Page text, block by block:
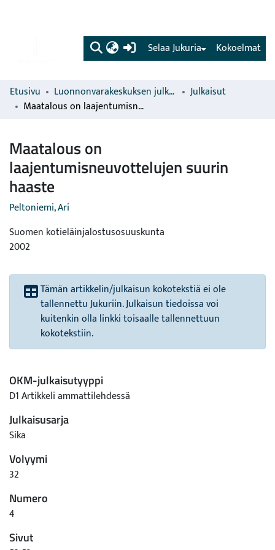
(current) Kokoelmat
Selaa Jukuria
Etusivu Luonnonvarakeskuksen julkaisut
Julkaisut
Maatalous on laajentumisneuvottelujen suurin haaste
Maatalous on
laajentumisneuvottelujen suurin
haaste
Peltoniemi, Ari
Suomen kotieläinjalostusosuuskunta
2002
Tämän artikkelin/julkaisun kokotekstiä ei ole
tallennettu Jukuriin. Julkaisun tiedoissa voi
kuitenkin olla linkki toisaalle tallennettuun
kokotekstiin.
OKM-julkaisutyyppi
D1 Artikkeli ammattilehdessä
Julkaisusarja
Sika
Volyymi
32
Numero
4
Sivut